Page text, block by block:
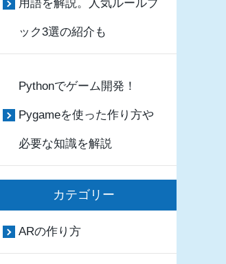
用語を解説。人気ルールブ
ック3選の紹介も
Pythonでゲーム開発！
Pygameを使った作り方や
必要な知識を解説
カテゴリー
ARの作り方